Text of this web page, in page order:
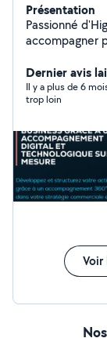
Présentation
Passionné
accompagner pour
matériel -
Spécialiste
la Technologie
marketing, couplé à
Une idée ! Mon objectif, accompagner tous les projets
ambitieux et
digital et
Dernier avis
Il y a plus de 6
trop loin